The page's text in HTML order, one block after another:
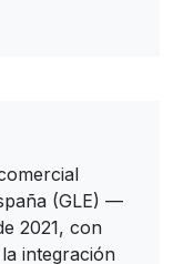
(GLE) —
2021, con
integración